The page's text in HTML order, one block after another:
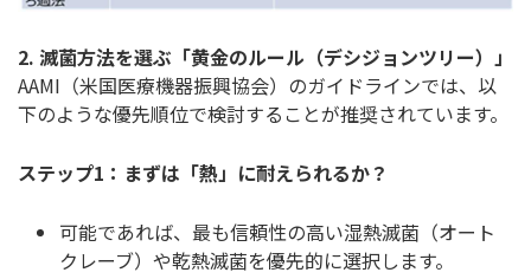
2. 滅菌方法を選ぶ「黄金のルール（デシジョンツリー）」
AAMI（米国医療機器振興協会）のガイドラインでは、以
下のような優先順位で検討することが推奨されています。
ステップ1：まずは「熱」に耐えられるか？
可能であれば、最も信頼性の高い湿熱滅菌（オート
クレーブ）や乾熱滅菌を優先的に選択します。